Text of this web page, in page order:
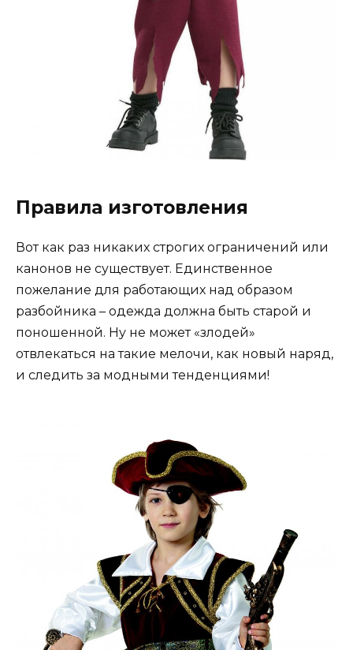
Правила изготовления
Вот как раз никаких строгих ограничений или
канонов не существует. Единственное
пожелание для работающих над образом
разбойника – одежда должна быть старой и
поношенной. Ну не может «злодей»
отвлекаться на такие мелочи, как новый наряд,
и следить за модными тенденциями!